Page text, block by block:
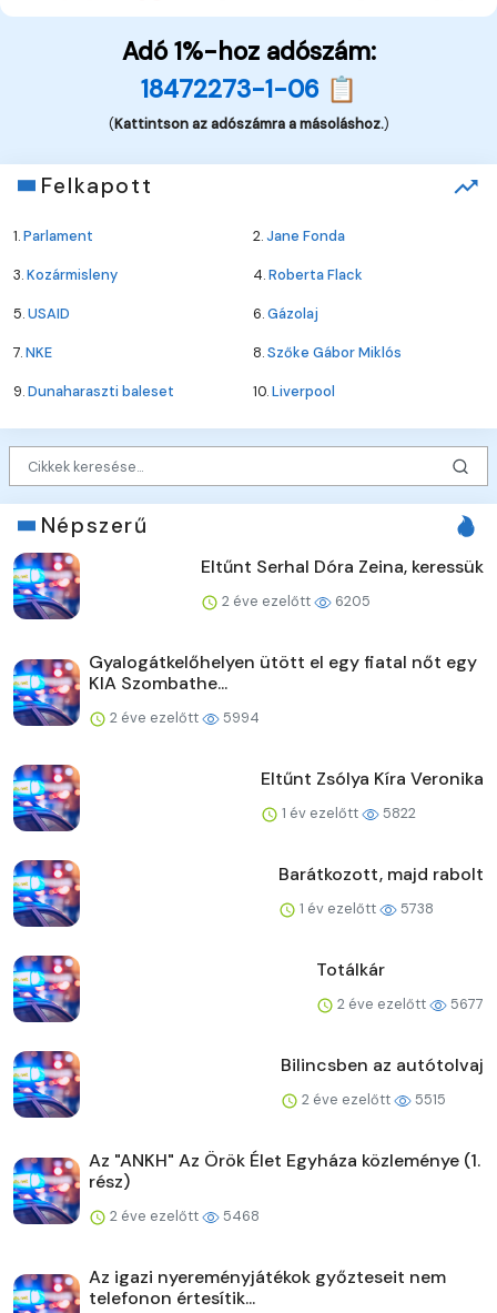
Adó 1%-hoz adószám:
18472273-1-06 📋
(Kattintson az adószámra a másoláshoz.)
Felkapott
1.Parlament 2.Jane Fonda
3.Kozármisleny 4.Roberta Flack
5.USAID 6.Gázolaj
7.NKE 8.Szőke Gábor Miklós
9.Dunaharaszti baleset 10.Liverpool
Népszerű
Eltűnt Serhal Dóra Zeina, keressük
2 éve ezelőtt 6205
Gyalogátkelőhelyen ütött el egy fiatal nőt egy
KIA Szombathe...
2 éve ezelőtt 5994
Eltűnt Zsólya Kíra Veronika
1 év ezelőtt 5822
Barátkozott, majd rabolt
1 év ezelőtt 5738
Totálkár
2 éve ezelőtt 5677
Bilincsben az autótolvaj
2 éve ezelőtt 5515
Az "ANKH" Az Örök Élet Egyháza közleménye (1.
rész)
2 éve ezelőtt 5468
Az igazi nyereményjátékok győzteseit nem
telefonon értesítik...